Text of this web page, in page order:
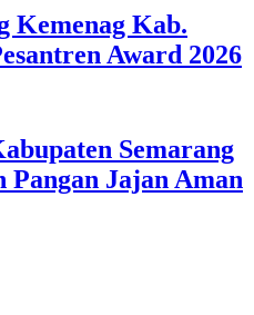
Kemenag Kab.
Award 2026
Semarang
Pangan Jajan Aman